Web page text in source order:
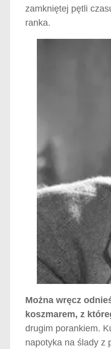
zamkniętej pętli
ranka.
Można wręcz
koszmarem, z
drugim porankiem.
napotyka na ślady z